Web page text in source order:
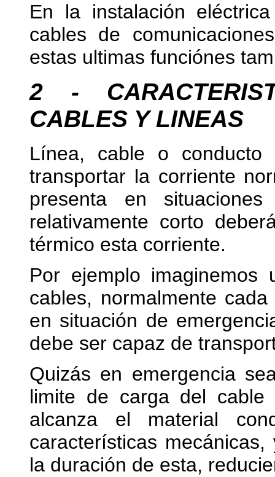
En la instalación
cables de
estas ultimas funciónes
2 -
CABLES Y LINEAS
Línea, cable o
transportar la corriente
presenta en
relativamente corto
térmico esta corriente.
Por ejemplo imaginemos
cables, normalmente
en situación de
debe ser capaz de
Quizás en emergencia
limite de carga del
alcanza el material
características
la duración de esta,